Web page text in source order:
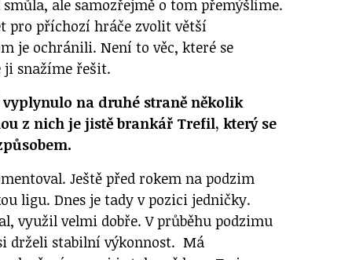
ale samozřejmě o tom přemýšlíme.
pro příchozí hráče zvolit větší
je ochránili. Není to věc, které se
ji snažíme řešit.
vyplynulo na druhé straně několik
z nich je jistě brankář Trefil, který se
Ještě před rokem na podzim
ligu. Dnes je tady v pozici jedničky.
využil velmi dobře. V průběhu podzimu
drželi stabilní výkonnost. Má